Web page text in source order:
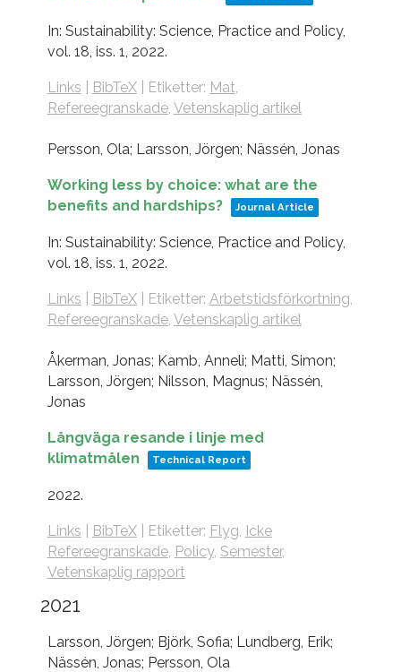
In: Sustainability: Science, Practice and Policy,
vol. 18, iss. 1, 2022.
Links BibTeX| Etiketter: Mat,
Refereegranskade, Vetenskaplig artikel
Persson, Ola; Larsson, Jörgen; Nässén, Jonas
Working less by choice: what are the
benefits and hardships?
Journal Article
In: Sustainability: Science, Practice and Policy,
vol. 18, iss. 1, 2022.
Links BibTeX| Etiketter: Arbetstidsförkortning,
Refereegranskade, Vetenskaplig artikel
Åkerman, Jonas; Kamb, Anneli; Matti, Simon;
Larsson, Jörgen; Nilsson, Magnus; Nässén,
Jonas
Långväga resande i linje med
klimatmålen
Technical Report
2022.
Links BibTeX| Etiketter: Flyg, Icke
Refereegranskade, Policy, Semester,
Vetenskaplig rapport
2021
Larsson, Jörgen; Björk, Sofia; Lundberg, Erik;
Nässén, Jonas; Persson, Ola